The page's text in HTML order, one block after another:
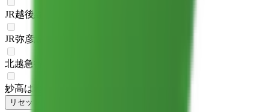
JR越後線
JR弥彦線
北越急行ほくほく線
妙高はねうまライン
リセット